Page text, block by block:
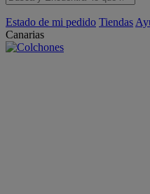
Estado de mi pedido Tiendas
Canarias